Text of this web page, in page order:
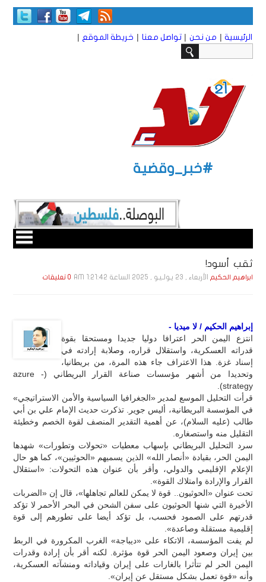
الرئيسية | من نحن | تواصل معنا | خريطة الموقع |
#خبر_وقضية
ثقب أسود!
ابراهيم الحكيم الأربعاء , 23 يـولـيـو , 2025 الساعة 1:21:42 AM 0 تعليقات
إبراهيم الحكيم / لا ميديا -
انتزع اليمن الحر اعترافا دوليا جديدا ومستحقا بقوة
قدراته العسكرية، واستقلال قراره، وصلابة إرادته في
إسناد غزة. هذا الاعتراف جاء هذه المرة، من بريطانيا،
وتحديدا من أشهر مؤسسات صناعة القرار البريطاني (azure -
strategy).
قرأت التحليل الموسع لمدير «الجغرافيا السياسية والأمن الاستراتيجي»
في المؤسسة البريطانية، أليس جوير. تذكرت حديث الإمام علي بن أبي
طالب (عليه السلام)، عن أهمية التقدير المنصف لقوة الخصم وخطيئة
التقليل منه واستصغاره.
سرد التحليل البريطاني بإسهاب معطيات «تحولات وتطورات» شهدها
اليمن الحر، بقيادة «أنصار الله» الذين يسميهم «الحوثيين»، كما هو حال
الإعلام الإقليمي والدولي، وأقر بأن عنوان هذه التحولات: «استقلال
القرار والإرادة وامتلاك القوة».
تحت عنوان «الحوثيون.. قوة لا يمكن للعالم تجاهلها»، قال إن «الضربات
الأخيرة التي شنها الحوثيون على سفن الشحن في البحر الأحمر لا تؤكد
قدرتهم على الصمود فحسب، بل تؤكد أيضا على تطورهم إلى قوة
إقليمية مستقلة وصاعدة».
لم يفت المؤسسة، الاتكاء على «ديباجة» الغرب المكرورة في الربط
بين إيران وصعود اليمن الحر قوة مؤثرة. لكنه أقر بأن إرادة وقدرات
اليمن الحر لم تتأثرا بالغارات على إيران وقياداته ومنشآته العسكرية،
وأنه «قوة تعمل بشكل مستقل عن إيران».